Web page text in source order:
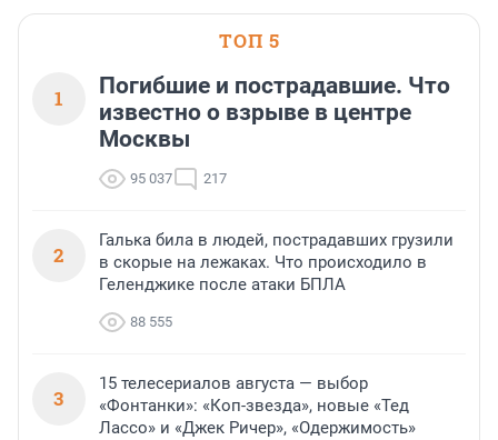
ТОП 5
1
Погибшие и пострадавшие. Что
известно о взрыве в центре
Москвы
95 037 217
2
Галька била в людей, пострадавших грузили
в скорые на лежаках. Что происходило в
Геленджике после атаки БПЛА
88 555
3
15 телесериалов августа — выбор
«Фонтанки»: «Коп-звезда», новые «Тед
Лассо» и «Джек Ричер», «Одержимость»